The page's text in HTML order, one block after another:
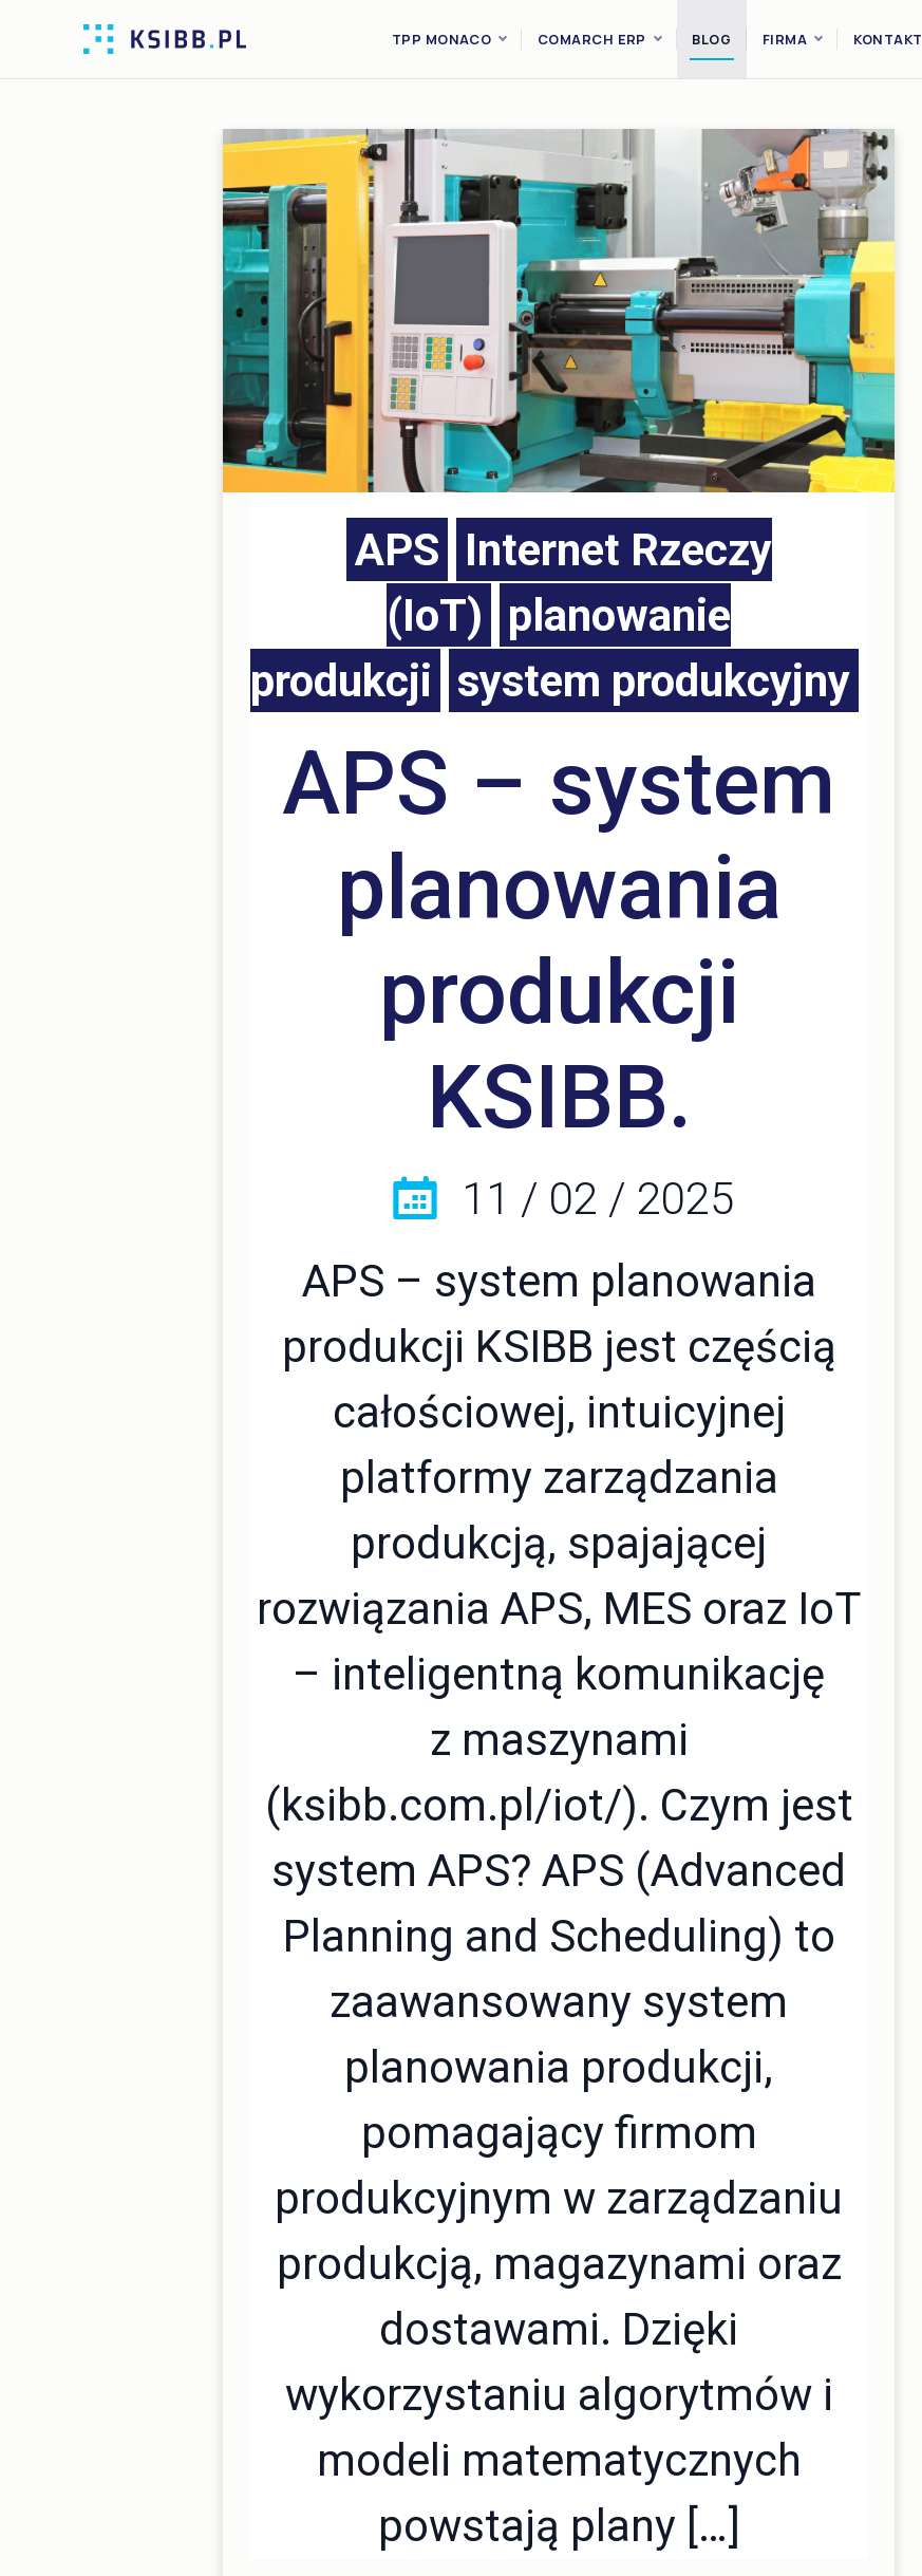
TPP MONACO COMARCH ERP BLOG FIRMA KONTAKT
APS Internet Rzeczy
(IoT) planowanie
produkcji system produkcyjny
APS – system
planowania
produkcji
KSIBB.
11 / 02 / 2025
APS – system planowania
produkcji KSIBB jest częścią
całościowej, intuicyjnej
platformy zarządzania
produkcją, spajającej
rozwiązania APS, MES oraz IoT
– inteligentną komunikację
z maszynami
(ksibb.com.pl/iot/). Czym jest
system APS? APS (Advanced
Planning and Scheduling) to
zaawansowany system
planowania produkcji,
pomagający firmom
produkcyjnym w zarządzaniu
produkcją, magazynami oraz
dostawami. Dzięki
wykorzystaniu algorytmów i
modeli matematycznych
powstają plany […]